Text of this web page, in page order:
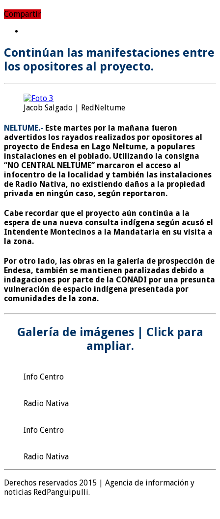
Compartir
Continúan las manifestaciones entre
los opositores al proyecto.
Jacob Salgado | RedNeltume
NELTUME.- Este martes por la mañana fueron
advertidos los rayados realizados por opositores al
proyecto de Endesa en Lago Neltume, a populares
instalaciones en el poblado. Utilizando la consigna
“NO CENTRAL NELTUME” marcaron el acceso al
infocentro de la localidad y también las instalaciones
de Radio Nativa, no existiendo daños a la propiedad
privada en ningún caso, según reportaron.
Cabe recordar que el proyecto aún continúa a la
espera de una nueva consulta indígena según acusó el
Intendente Montecinos a la Mandataria en su visita a
la zona.
Por otro lado, las obras en la galería de prospección de
Endesa, también se mantienen paralizadas debido a
indagaciones por parte de la CONADI por una presunta
vulneración de espacio indígena presentada por
comunidades de la zona.
Galería de imágenes | Click para
ampliar.
Info Centro
Radio Nativa
Info Centro
Radio Nativa
Derechos reservados 2015 | Agencia de información y
noticias RedPanguipulli.